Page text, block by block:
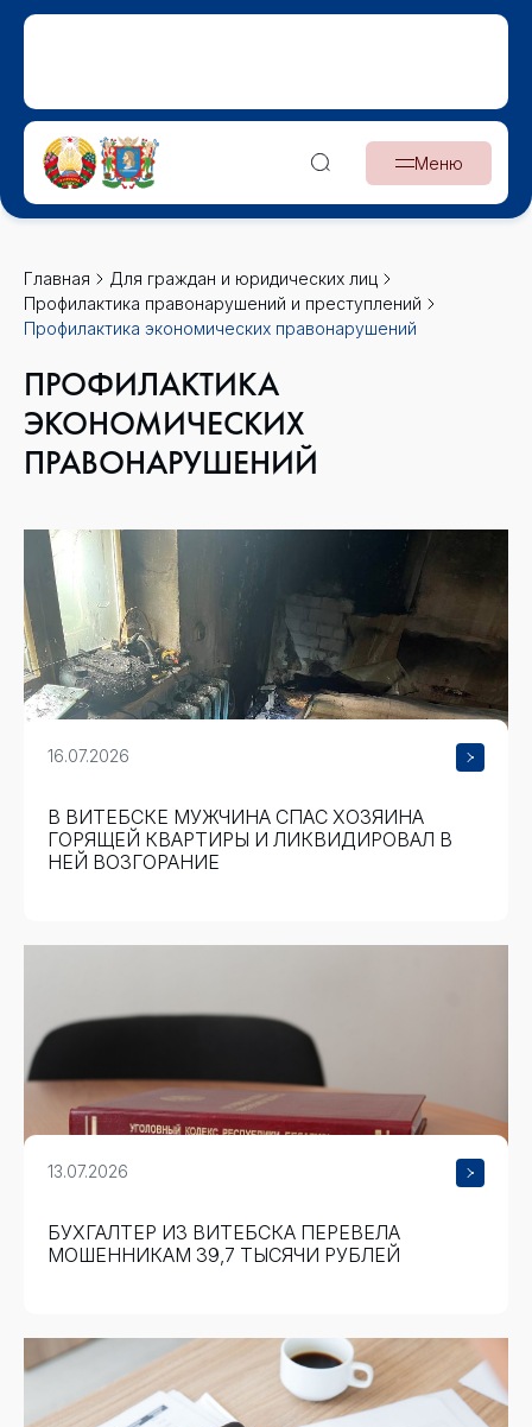
Меню
Главная
Для граждан и юридических лиц
Профилактика правонарушений и преступлений
Профилактика экономических правонарушений
ПРОФИЛАКТИКА
ЭКОНОМИЧЕСКИХ
ПРАВОНАРУШЕНИЙ
16.07.2026
В ВИТЕБСКЕ МУЖЧИНА СПАС ХОЗЯИНА
ГОРЯЩЕЙ КВАРТИРЫ И ЛИКВИДИРОВАЛ В
НЕЙ ВОЗГОРАНИЕ
13.07.2026
БУХГАЛТЕР ИЗ ВИТЕБСКА ПЕРЕВЕЛА
МОШЕННИКАМ 39,7 ТЫСЯЧИ РУБЛЕЙ